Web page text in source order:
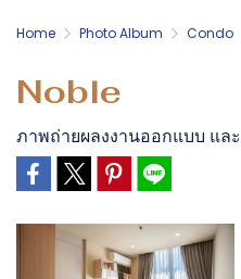
Home Photo Album Condo
Noble
ภาพถ่ายผลงงานออกแบบ แล